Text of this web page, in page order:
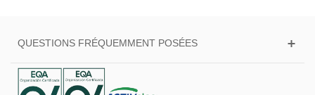
QUESTIONS FRÉQUEMMENT POSÉES